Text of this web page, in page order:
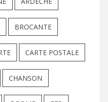
BROCANTE
CARTE POSTALE
CHANSON